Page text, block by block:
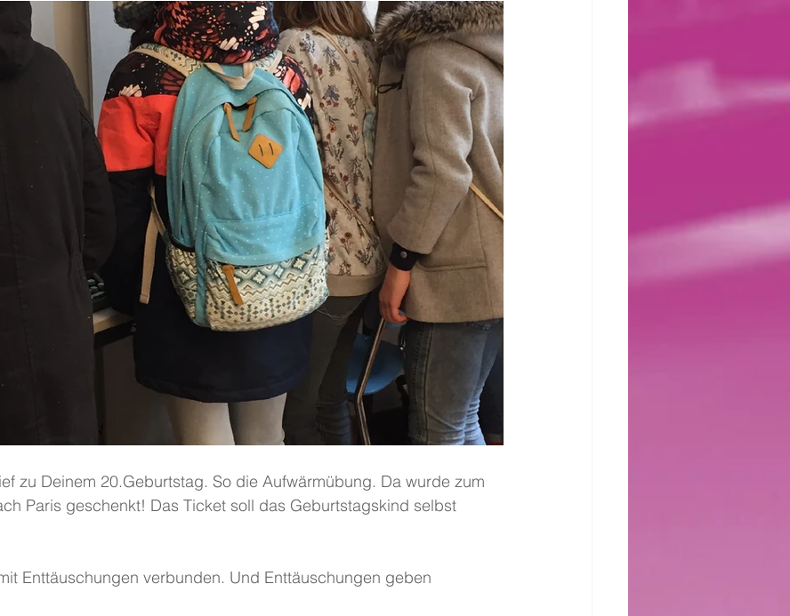
zu Deinem 20.Geburtstag. So die Aufwärmübung. Da wurde zum
Paris geschenkt! Das Ticket soll das Geburtstagskind selbst
Enttäuschungen verbunden. Und Enttäuschungen geben